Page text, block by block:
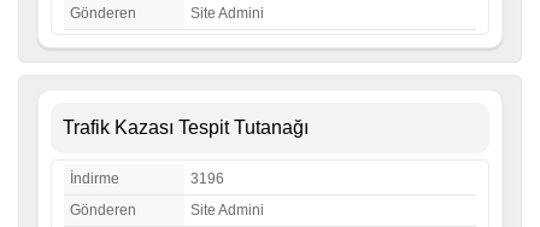
Gönderen
Site Admini
Trafik Kazası Tespit Tutanağı
İndirme
3196
Gönderen
Site Admini